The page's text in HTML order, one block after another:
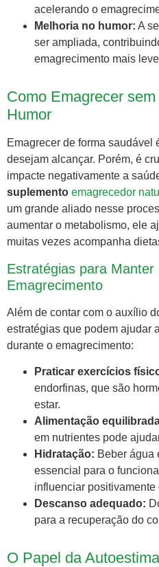
acelerando o
Melhoria no humor: A
ser ampliada,
emagrecimento mais
Como Emagrecer
Humor
Emagrecer de forma saudável
desejam alcançar. Porém, é
impacte negativamente a
suplemento emagrecedor
um grande aliado nesse
aumentar o metabolismo, ele
muitas vezes acompanha
Estratégias para
Emagrecimento
Além de contar com o auxílio
estratégias que podem ajudar
durante o emagrecimento:
Praticar exercícios
endorfinas, que são
estar.
Alimentação
em nutrientes pode
Hidratação: Beber água
essencial para o
influenciar positivamente
Descanso adequado:
para a recuperação do
O Papel da